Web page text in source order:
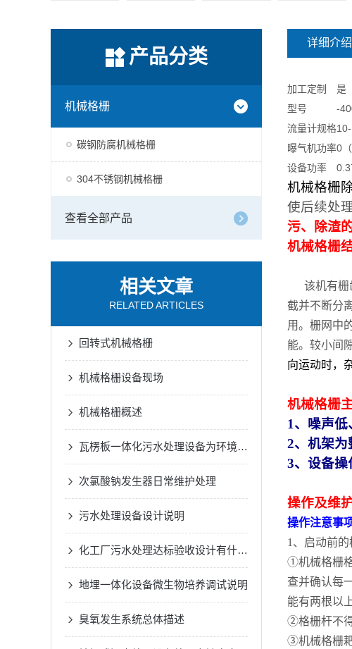
产品分类
机械格栅
碳钢防腐机械格栅
304不锈钢机械格栅
查看全部产品
相关文章
RELATED ARTICLES
回转式机械格栅
机械格栅设备现场
机械格栅概述
瓦楞板一体化污水处理设备为环境保护事业注入了新的活力
次氯酸钠发生器日常维护处理
污水处理设备设计说明
化工厂污水处理达标验收设计有什么优势？
地埋一体化设备微生物培养调试说明
臭氧发生系统总体描述
详细介绍
加工定制 是
型号
-
流量计规格
曝气机功率0（
设备功率
机械格栅
使后续处
污、除渣
机械格栅
该机有栅
截并不断分
用。栅网中
能。较小间
向运动时，
机械格栅
1、噪声低
2、机架为
3、设备操
操作及维
操作注意事
1、启动前的
①机械格栅
查并确认每
能有两根以
②格栅杆不
③机械格栅